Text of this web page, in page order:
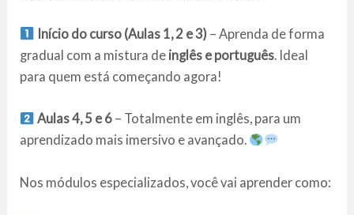
Início do curso (Aulas 1, 2 e 3)– Aprenda de forma
gradual com a mistura de inglês e português. Ideal
para quem está começando agora!
Aulas 4, 5 e 6– Totalmente em inglês, para um
aprendizado mais imersivo e avançado.
Nos módulos especializados, você vai aprender como: